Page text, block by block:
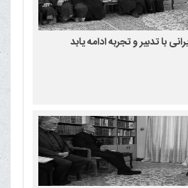
با تدبیر و تجربه ادامه یابد